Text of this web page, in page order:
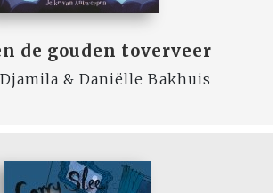
de gouden toverveer
& Daniëlle Bakhuis